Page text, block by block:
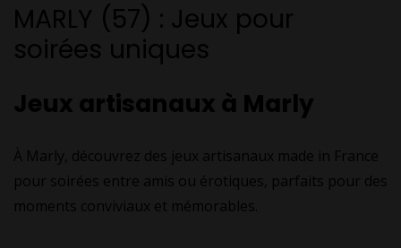
MARLY (57) : Jeux pour
soirées uniques
Jeux artisanaux à Marly
À Marly, découvrez des jeux artisanaux made in France
pour soirées entre amis ou érotiques, parfaits pour des
moments conviviaux et mémorables.